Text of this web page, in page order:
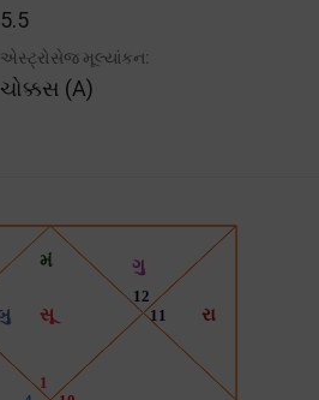
5.5
એસ્ટ્રોસેજ મૂલ્યાંકન:
ચોક્કસ (A)